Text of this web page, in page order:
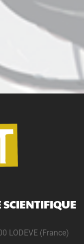
SCIENTIFIQUE
LODEVE (France)